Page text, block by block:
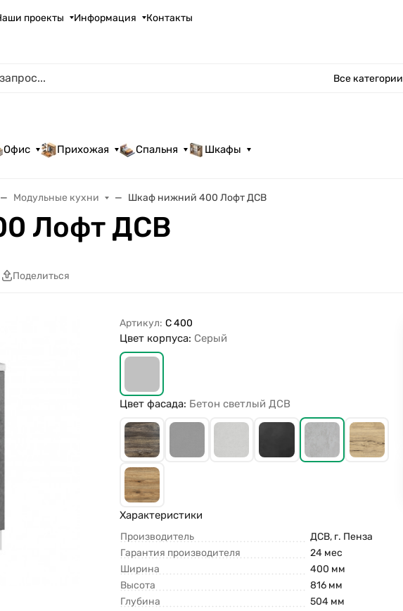
проекты Информация Контакты
Все категории
Офис Прихожая Спальня Шкафы
Модульные кухни Шкаф нижний 400 Лофт ДСВ
Лофт ДСВ
Поделиться
Артикул: С 400
Цвет корпуса: Серый
Цвет фасада: Бетон светлый ДСВ
Характеристики
Производитель
ДСВ, г. Пенза
Гарантия производителя
24 мес
Ширина
400 мм
Высота
816 мм
Глубина
504 мм